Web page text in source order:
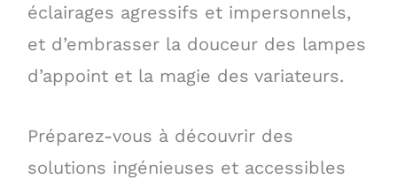
éclairages agressifs et impersonnels,
et d’embrasser la douceur des lampes
d’appoint et la magie des variateurs.
Préparez-vous à découvrir des
solutions ingénieuses et accessibles